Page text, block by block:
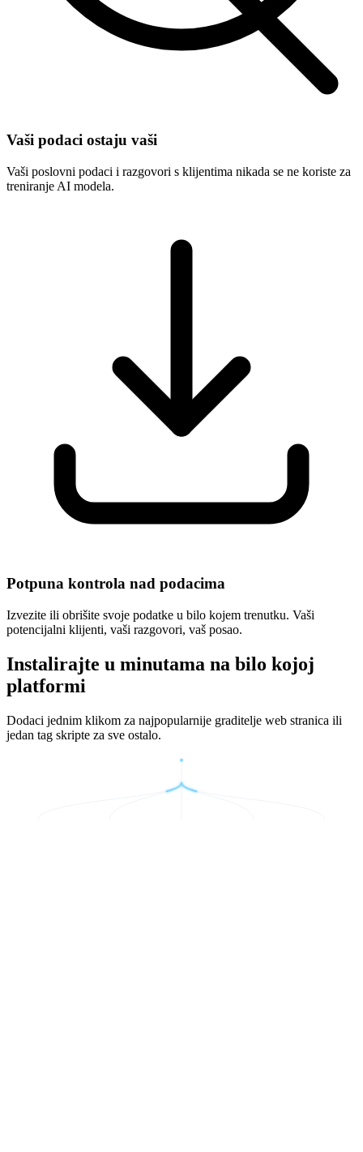
Vaši podaci ostaju vaši
Vaši poslovni podaci i razgovori s klijentima nikada se ne koriste za
treniranje AI modela.
Potpuna kontrola nad podacima
Izvezite ili obrišite svoje podatke u bilo kojem trenutku. Vaši
potencijalni klijenti, vaši razgovori, vaš posao.
Instalirajte u minutama na bilo kojoj
platformi
Dodaci jednim klikom za najpopularnije graditelje web stranica ili
jedan tag skripte za sve ostalo.